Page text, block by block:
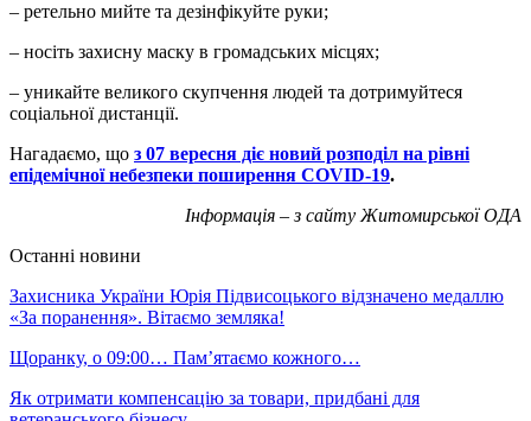
– ретельно мийте та дезінфікуйте руки;
– носіть захисну маску в громадських місцях;
– уникайте великого скупчення людей та дотримуйтеся
соціальної дистанції.
Нагадаємо, що з 07 вересня діє новий розподіл на рівні
епідемічної небезпеки поширення COVID-19.
Інформація – з сайту Житомирської ОДА
Останні новини
Захисника України Юрія Підвисоцького відзначено медаллю
«За поранення». Вітаємо земляка!
Щоранку, о 09:00… Пам’ятаємо кожного…
Як отримати компенсацію за товари, придбані для